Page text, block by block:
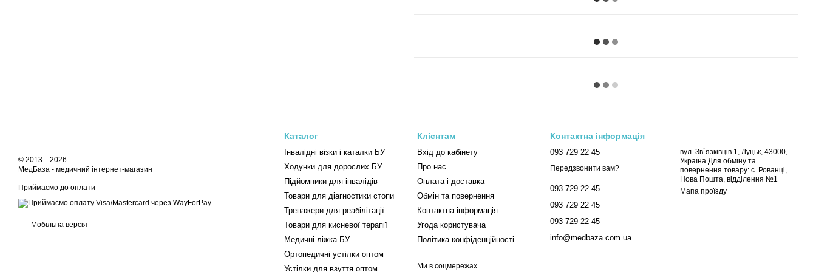
© 2013—2026
МедБаза - медичний інтернет-магазин
Приймаємо до оплати
Мобільна версія
Каталог
Інвалідні візки і каталки БУ
Ходунки для дорослих БУ
Підйомники для інвалідів
Товари для діагностики стопи
Тренажери для реабілітації
Товари для кисневої терапії
Медичні ліжка БУ
Ортопедичні устілки оптом
Устілки для взуття оптом
Клієнтам
Вхід до кабінету
Про нас
Оплата і доставка
Обмін та повернення
Контактна інформація
Угода користувача
Політика конфіденційності
Ми в соцмережах
Контактна інформація
093 729 22 45
Передзвонити вам?
093 729 22 45
093 729 22 45
093 729 22 45
info@medbaza.com.ua
вул. Зв`язківців 1, Луцьк, 43000,
Україна Для обміну та
повернення товару: с. Рованці,
Нова Пошта, відділення №1
Мапа проїзду